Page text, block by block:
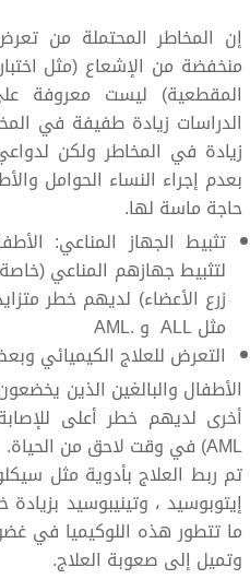
إن المخاطر المحتملة من
منخفضة من الإشعاع (مثل
المقطعية) ليست معروفة
الدراسات زيادة طفيفة في
زيادة في المخاطر ولكن
بعدم إجراء النساء الحوامل
حاجة ماسة لها.
تثبيط الجهاز المناعي:
لتثبيط جهازهم المناعي
زرع الأعضاء) لديهم خطر
مثل ALL و .AML
التعرض للعلاج الكيميائي
الأطفال والبالغين الذين
أخرى لديهم خطر أعلى
AML) في وقت لاحق من الحياة.
تم ربط العلاج بأدوية مثل
إيتوبوسيد ، وتينيبوسيد
وتميل إلى صعوبة العلاج.